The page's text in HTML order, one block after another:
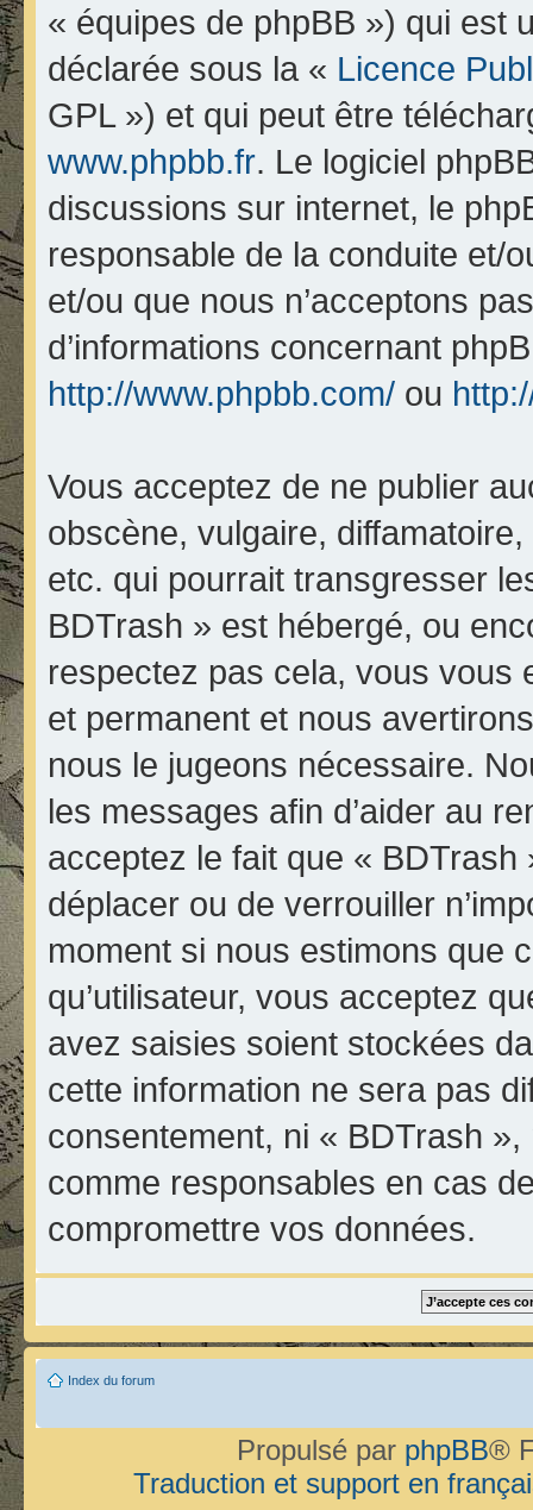
« équipes de phpBB ») qui est
déclarée sous la « Licence
GPL ») et qui peut être
www.phpbb.fr. Le logiciel
discussions sur internet, le
responsable de la conduite et/
et/ou que nous n’acceptons
d’informations concernant
http://www.phpbb.com/ ou
Vous acceptez de ne publier
obscène, vulgaire,
etc. qui pourrait transgresser
BDTrash » est hébergé, ou
respectez pas cela, vous vous
et permanent et nous
nous le jugeons nécessaire.
les messages afin d’aider au
acceptez le fait que « BDTrash
déplacer ou de verrouiller
moment si nous estimons que
qu’utilisateur, vous acceptez
avez saisies soient stockées
cette information ne sera pas
consentement, ni « BDTrash
comme responsables en cas
compromettre vos données.
Index du forum
Propulsé par phpBB®
Traduction et support en